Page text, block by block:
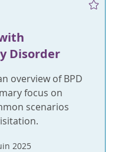
Disorder
overview of BPD
focus on
scenarios
2025